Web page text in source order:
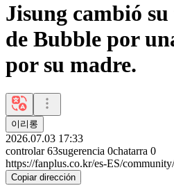
Jisung cambió
de Bubble por
por su madre.
이리롱
2026.07.03 17:33
controlar 63sugerencia 0chatarra 0
https://fanplus.co.kr/es-ES/
Copiar dirección